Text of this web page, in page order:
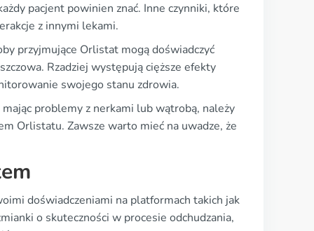
pacjent powinien znać. Inne czynniki, które
z innymi lekami.
przyjmujące Orlistat mogą doświadczyć
Rzadziej występują cięższe efekty
swojego stanu zdrowia.
problemy z nerkami lub wątrobą, należy
Orlistatu. Zawsze warto mieć na uwadze, że
doświadczeniami na platformach takich jak
o skuteczności w procesie odchudzania,